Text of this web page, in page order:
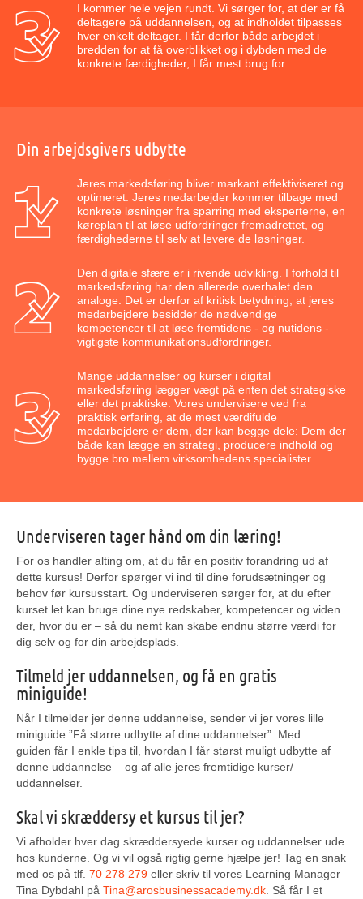
I kommer hele vejen rundt. Vi sørger for, at der er få
deltagere på uddannelsen, og at indholdet tilpasses
hver enkelt deltager. I får derfor både arbejdet i
bredden for at få overblikket og i dybden med de
konkrete færdigheder, I får mest brug for.
Din arbejdsgivers udbytte
Jeres markedsføring bliver markant effektiviseret og
optimeret. Jeres medarbejder kommer tilbage med
konkrete løsninger fra sparring med eksperterne, en
køreplan til at løse udfordringer fremadrettet, og
færdighederne til selv at levere de løsninger.
Den digitale sfære er i rivende udvikling. I forhold til
markedsføring har den allerede overhalet den
analoge. Det er derfor af kritisk betydning, at jeres
medarbejdere besidder de nødvendige
kompetencer til at løse fremtidens - og nutidens -
vigtigste kommunikationsudfordringer.
Mange uddannelser og kurser i digital
markedsføring lægger vægt på enten det strategiske
eller det praktiske. Vores undervisere ved fra
praktisk erfaring, at de mest værdifulde
medarbejdere er dem, der kan begge dele: Dem der
både kan lægge en strategi, producere indhold og
bygge bro mellem virksomhedens specialister.
Underviseren tager hånd om din læring!
For os handler alting om, at du får en positiv forandring ud af
dette kursus! Derfor spørger vi ind til dine forudsætninger og
behov før kursusstart. Og underviseren sørger for, at du efter
kurset let kan bruge dine nye redskaber, kompetencer og viden
der, hvor du er – så du nemt kan skabe endnu større værdi for
dig selv og for din arbejdsplads.
Tilmeld jer uddannelsen, og få en gratis
miniguide!
Når I tilmelder jer denne uddannelse, sender vi jer vores lille
miniguide ”Få større udbytte af dine uddannelser”. Med
guiden får I enkle tips til, hvordan I får størst muligt udbytte af
denne uddannelse – og af alle jeres fremtidige kurser/
uddannelser.
Skal vi skræddersy et kursus til jer?
Vi afholder hver dag skræddersyede kurser og uddannelser ude
hos kunderne. Og vi vil også rigtig gerne hjælpe jer! Tag en snak
med os på tlf. 70 278 279 eller skriv til vores Learning Manager
Tina Dybdahl på Tina@arosbusinessacademy.dk . Så får I et